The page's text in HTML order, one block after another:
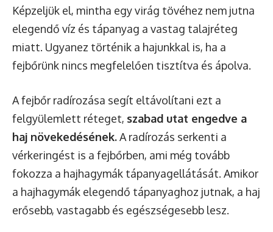
Képzeljük el, mintha egy virág tövéhez nem jutna
elegendő víz és tápanyag a vastag talajréteg
miatt. Ugyanez történik a hajunkkal is, ha a
fejbőrünk nincs megfelelően tisztítva és ápolva.
A fejbőr radírozása segít eltávolítani ezt a
felgyülemlett réteget, szabad utat engedve a
haj növekedésének.A radírozás serkenti a
vérkeringést is a fejbőrben, ami még tovább
fokozza a hajhagymák tápanyagellátását. Amikor
a hajhagymák elegendő tápanyaghoz jutnak, a haj
erősebb, vastagabb és egészségesebb lesz.